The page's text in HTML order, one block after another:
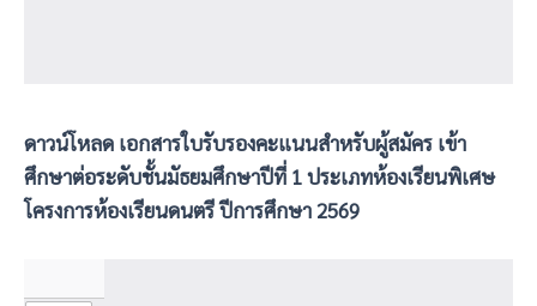
ดาวน์โหลด เอกสารใบรับรองคะแนนสำหรับผู้สมัคร เข้า
ศึกษาต่อระดับชั้นมัธยมศึกษาปีที่ 1 ประเภทห้องเรียนพิเศษ
โครงการห้องเรียนดนตรี ปีการศึกษา 2569